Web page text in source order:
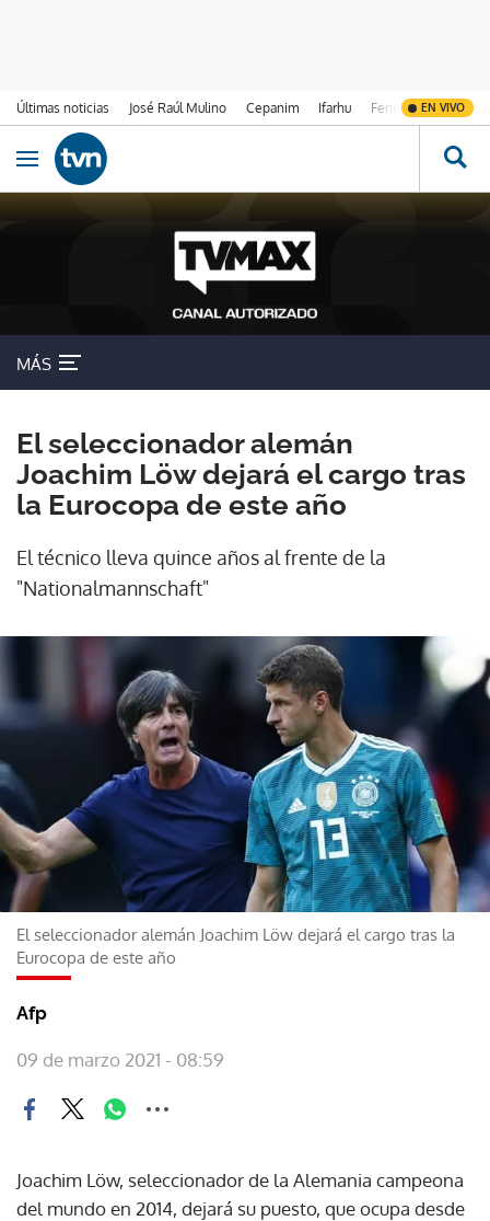
Últimas noticias José Raúl Mulino Cepanim Ifarhu Fenómeno de El
EN VIVO
Ir al contenido
Obrir navegació
MÁS
El seleccionador alemán
Joachim Löw dejará el cargo tras
la Eurocopa de este año
El técnico lleva quince años al frente de la
"Nationalmannschaft"
El seleccionador alemán Joachim Löw dejará el cargo tras la
Eurocopa de este año
Afp
09 de marzo 2021 - 08:59
Joachim Löw, seleccionador de la Alemania campeona
del mundo en 2014, dejará su puesto, que ocupa desde